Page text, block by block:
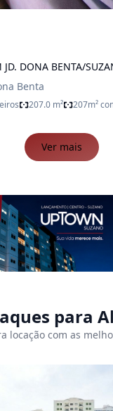
JD. DONA BENTA/
Benta
207.0 m² 207m²
Ver mais
para
locação com as